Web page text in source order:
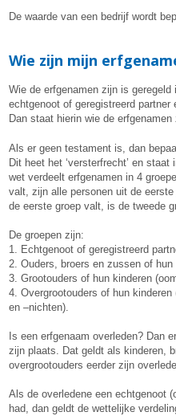
De waarde van een bedrijf wordt
Wie zijn mijn
Wie de erfgenamen zijn is
echtgenoot of geregistreerd
Dan staat hierin wie de erfgenamen
Als er geen testament is, dan
Dit heet het ‘versterfrecht’ en
wet verdeelt erfgenamen in 4
valt, zijn alle personen uit de
de eerste groep valt, is de tweede
De groepen zijn:
1. Echtgenoot of geregistreerd
2. Ouders, broers en zussen of hun
3. Grootouders of hun kinderen
4. Overgrootouders of hun
en –nichten).
Is een erfgenaam overleden? Dan
zijn plaats. Dat geldt als kinderen,
overgrootouders eerder zijn
Als de overledene een echtgenoot
had, dan geldt de wettelijke